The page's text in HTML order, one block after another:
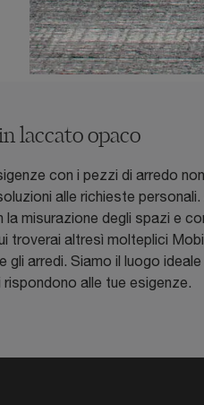
laccato opaco
con i pezzi di arredo
alle richieste
la misurazione degli spazi e
troverai altresì molteplici
gli arredi. Siamo il luogo
alle tue esigenze.